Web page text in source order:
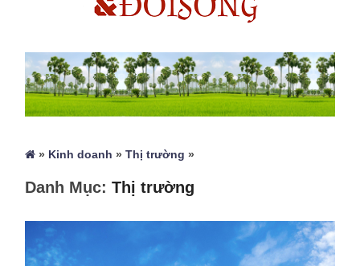
» Kinh doanh »Thị trường »
Danh Mục:Thị trường